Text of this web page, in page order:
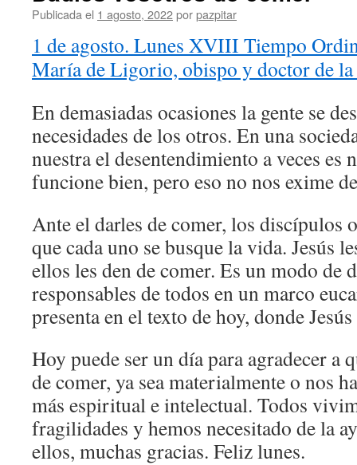
Publicada el 1 agosto, 2022porpazpitar
1 de agosto. Lunes XVIII Tiempo
María de Ligorio, obispo y doctor de
En demasiadas ocasiones la gente se
necesidades de los otros. En una
nuestra el desentendimiento a veces es
funcione bien, pero eso no nos exime
Ante el darles de comer, los discípulos
que cada uno se busque la vida. Jesús
ellos les den de comer. Es un modo de
responsables de todos en un marco
presenta en el texto de hoy, donde
Hoy puede ser un día para agradecer a
de comer, ya sea materialmente o nos
más espiritual e intelectual. Todos
fragilidades y hemos necesitado de la
ellos, muchas gracias. Feliz lunes.